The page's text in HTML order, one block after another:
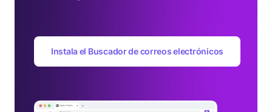
Instala el Buscador de correos electrónicos